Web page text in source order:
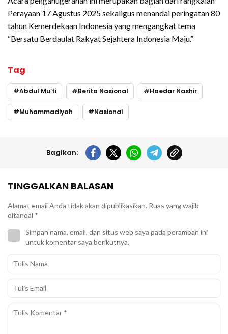
Perayaan 17 Agustus 2025 sekaligus menandai peringatan 80
tahun Kemerdekaan Indonesia yang mengangkat tema
“Bersatu Berdaulat Rakyat Sejahtera Indonesia Maju.”
Tag
Abdul Mu’ti Berita Nasional Haedar Nashir
Muhammadiyah Nasional
Bagikan:
TINGGALKAN BALASAN
Alamat email Anda tidak akan dipublikasikan. Ruas yang wajib
ditandai *
Simpan nama, email, dan situs web saya pada peramban ini
untuk komentar saya berikutnya.